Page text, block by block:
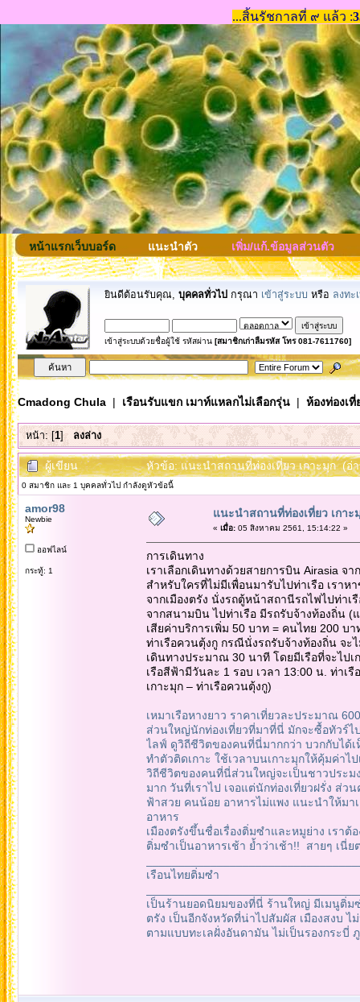
หน้าแรกเว็บบอร์ด แนะนำตัว เพิ่ม/แก้.ข้อมูลส่วนตัว
ยินดีต้อนรับคุณ, บุคคลทั่วไป กรุณา เข้าสู่ระบบ หรือ ลงทะ
เข้าสู่ระบบด้วยชื่อผู้ใช้ รหัสผ่าน [สมาชิกเก่าลืมรหัส โทร 081-7611760]
Cmadong Chula| เรือนรับแขก เมาท์แหลกไม่เลือกรุ่น| ห้องท่องเ
หน้า: [1] ลงล่าง
ผู้เขียน หัวข้อ: แนะนำสถานที่ท่องเที่ยว เกาะมุก (อ่
0 สมาชิก และ 1 บุคคลทั่วไป กำลังดูหัวข้อนี้
amor98
Newbie
ออฟไลน์
กระทู้: 1
แนะนำสถานที่ท่องเที่ยว เกาะ
« เมื่อ:05 สิงหาคม 2561, 15:14:22 »
การเดินทาง
เราเลือกเดินทางด้วยสายการบิน Airasia จ
สำหรับใครที่ไม่มีเพื่อนมารับไปท่าเรือ เราห
จากเมืองตรัง นั่งรถตู้หน้าสถานีรถไฟไปท่า
จากสนามบิน ไปท่าเรือ มีรถรับจ้างท้องถิ่น
เสียค่าบริการเพิ่ม 50 บาท = คนไทย 200
ท่าเรือควนตุ้งกู กรณีนั่งรถรับจ้างท้องถิ่น จะ
เดินทางประมาณ 30 นาที โดยมีเรือที่จะไป
เรือสีฟ้ามีวันละ 1 รอบ เวลา 13:00 น. ท่าเ
เกาะมุก – ท่าเรือควนตุ้งกู)
เหมาเรือหางยาว ราคาเที่ยวละประมาณ
ส่วนใหญ่นักท่องเที่ยวที่มาที่นี่ มักจะซื้อทัวร์ไ
ไลฟ์ ดูวิถีชีวิตของคนที่นี่มากกว่า บวกกับได้เ
ทำตัวติดเกาะ ใช้เวลาบนเกาะมุกให้คุ้มค่าไป
วิถีชีวิตของคนที่นี่ส่วนใหญ่จะเป็นชาวประมง
มาก วันที่เราไป เจอแต่นักท่องเที่ยวฝรั่ง ส่
ฟ้าสวย คนน้อย อาหารไม่แพง แนะนำให้มา
อาหาร
เมืองตรังขึ้นชื่อเรื่องติ่มซำและหมูย่าง เรา
ติ่มซำเป็นอาหารเช้า ย้ำว่าเช้า!! สายๆ เนี่ย
เรือนไทยติ่มซำ
เป็นร้านยอดนิยมของที่นี่ ร้านใหญ่ มีเมนูติ่ม
ตรัง เป็นอีกจังหวัดที่น่าไปสัมผัส เมืองสงบ ไ
ตามแบบทะเลฝั่งอันดามัน ไม่เป็นรองกระบี่